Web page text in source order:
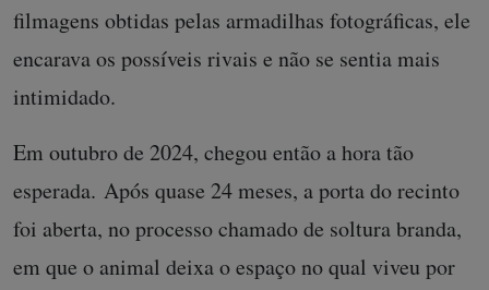
filmagens obtidas pelas armadilhas fotográficas, ele
encarava os possíveis rivais e não se sentia mais
intimidado.
Em outubro de 2024, chegou então a hora tão
esperada. Após quase 24 meses, a porta do recinto
foi aberta, no processo chamado de soltura branda,
em que o animal deixa o espaço no qual viveu por